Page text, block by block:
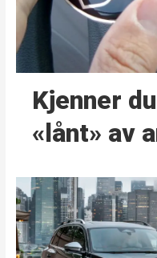
Kjenner
«lånt» av